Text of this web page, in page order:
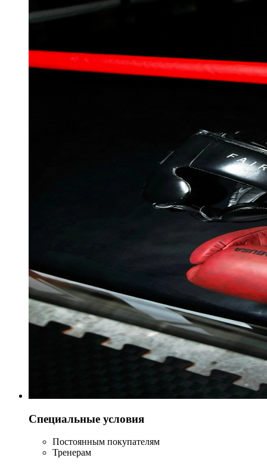
Специальные условия
Постоянным покупателям
Тренерам